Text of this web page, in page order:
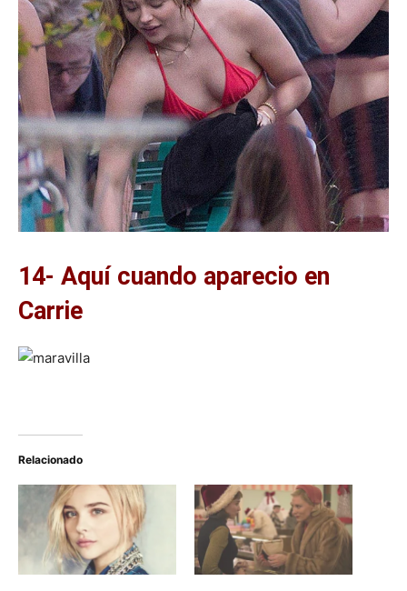
14- Aquí cuando aparecio en
Carrie
Relacionado